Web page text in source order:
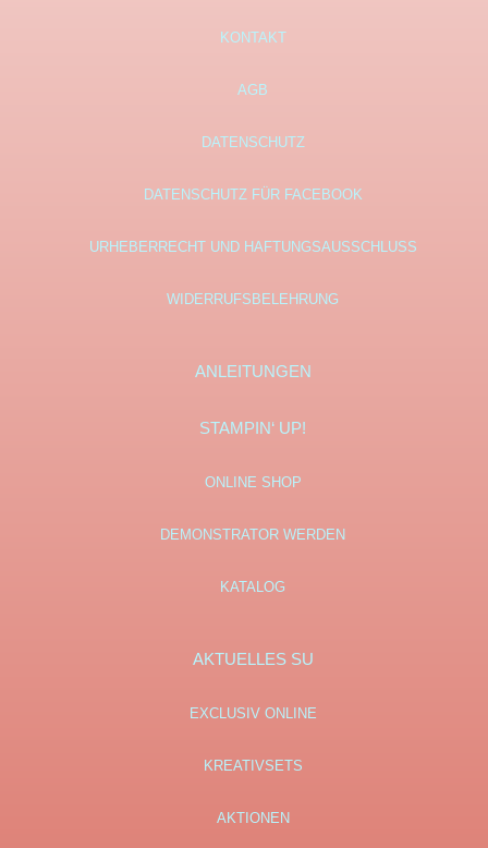
KONTAKT
AGB
DATENSCHUTZ
DATENSCHUTZ FÜR FACEBOOK
URHEBERRECHT UND HAFTUNGSAUSSCHLUSS
WIDERRUFSBELEHRUNG
ANLEITUNGEN
STAMPIN‘ UP!
ONLINE SHOP
DEMONSTRATOR WERDEN
KATALOG
AKTUELLES SU
EXCLUSIV ONLINE
KREATIVSETS
AKTIONEN